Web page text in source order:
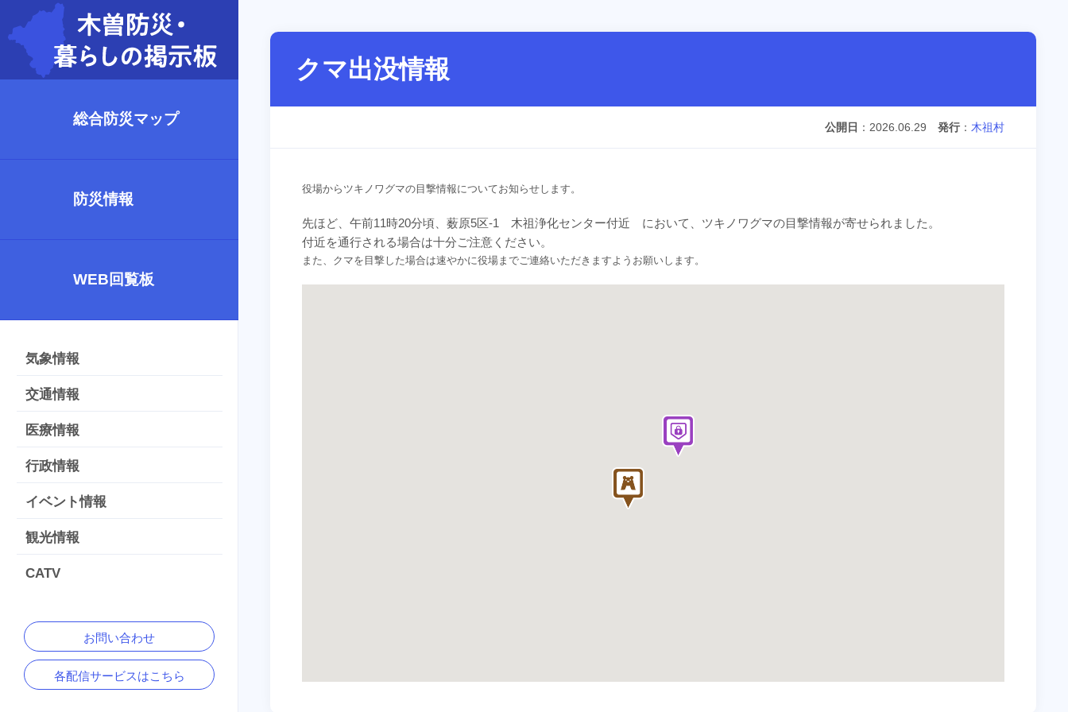
総合防災マップ
防災情報
WEB回覧板
気象情報
交通情報
医療情報
行政情報
イベント情報
観光情報
CATV
お問い合わせ
各配信サービスはこちら
クマ出没情報
公開日 2026.06.29 発行 木祖村
役場からツキノワグマの目撃情報についてお知らせします。
先ほど、午前11時20分頃、薮原5区-1 木祖浄化センター付近 において、ツキノワグマの目撃情報が寄せられました。
付近を通行される場合は十分ご注意ください。
また、クマを目撃した場合は速やかに役場までご連絡いただきますようお願いします。